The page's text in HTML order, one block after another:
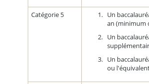
Catégorie 5
Un
an (minimum
Un
Un
ou